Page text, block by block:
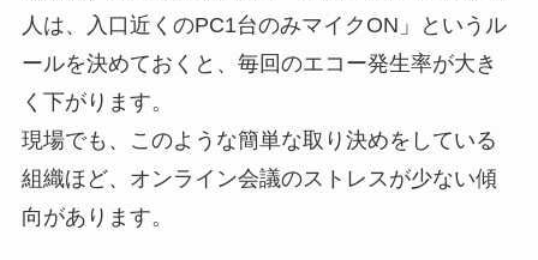
人は、入口近くのPC1台のみマイクON」というル
ールを決めておくと、毎回のエコー発生率が大き
く下がります。
現場でも、このような簡単な取り決めをしている
組織ほど、オンライン会議のストレスが少ない傾
向があります。